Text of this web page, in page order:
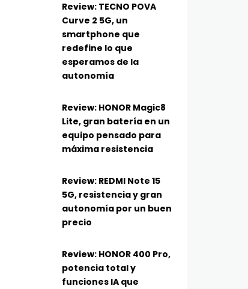
Review: TECNO POVA
Curve 2 5G, un
smartphone que
redefine lo que
esperamos de la
autonomía
Review: HONOR Magic8
Lite, gran batería en un
equipo pensado para
máxima resistencia
Review: REDMI Note 15
5G, resistencia y gran
autonomía por un buen
precio
Review: HONOR 400 Pro,
potencia total y
funciones IA que